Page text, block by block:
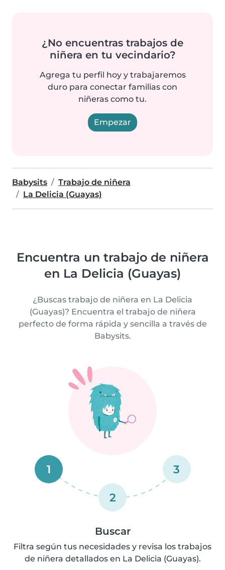
¿No encuentras trabajos de
niñera en tu vecindario?
Agrega tu perfil hoy y trabajaremos
duro para conectar familias con
niñeras como tu.
Empezar
Babysits
Trabajo de niñera
La Delicia (Guayas)
Encuentra un trabajo de niñera
en La Delicia (Guayas)
¿Buscas trabajo de niñera en La Delicia
(Guayas)? Encuentra el trabajo de niñera
perfecto de forma rápida y sencilla a través de
Babysits.
1
2
3
Buscar
Filtra según tus necesidades y revisa los trabajos
de niñera detallados en La Delicia (Guayas).